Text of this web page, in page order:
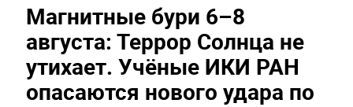
Магнитные бури 6–8
августа: Террор Солнца не
утихает. Учёные ИКИ РАН
опасаются нового удара по